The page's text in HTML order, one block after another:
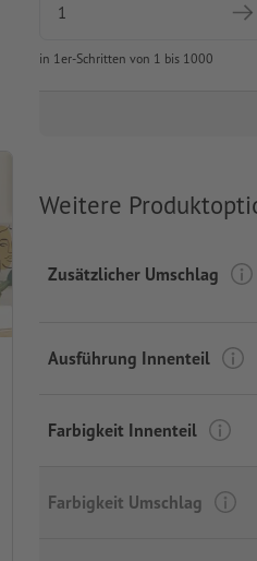
in 1er-Schritten von 1 bis 1000
Weitere
Zusätzlicher Umschlag
Ausführung Innenteil
Farbigkeit Innenteil
Farbigkeit Umschlag